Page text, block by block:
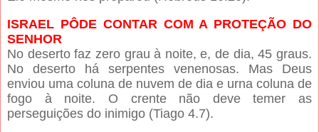
ISRAEL PÔDE CONTAR COM A PROTEÇÃO DO
SENHOR
No deserto faz zero grau à noite, e, de dia, 45 graus.
No deserto há serpentes venenosas. Mas Deus
enviou uma coluna de nuvem de dia e urna coluna de
fogo à noite. O crente não deve temer as
perseguições do inimigo (Tiago 4.7).